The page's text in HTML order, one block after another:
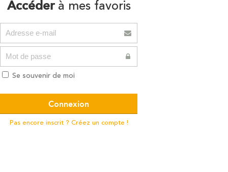
Accéderà mes favoris
Se souvenir de moi
Pas encore inscrit ? Créez un compte !